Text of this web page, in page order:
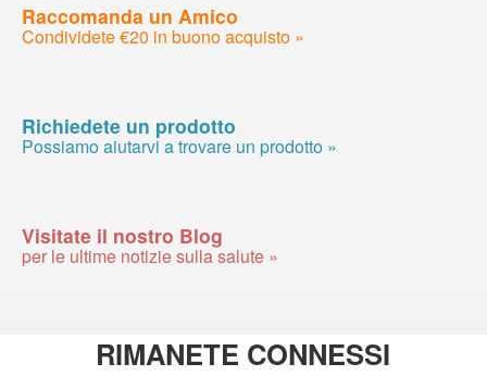
Raccomanda un Amico
Condividete €20 in buono acquisto »
Richiedete un prodotto
Possiamo aiutarvi a trovare un prodotto »
Visitate il nostro Blog
per le ultime notizie sulla salute »
RIMANETE CONNESSI